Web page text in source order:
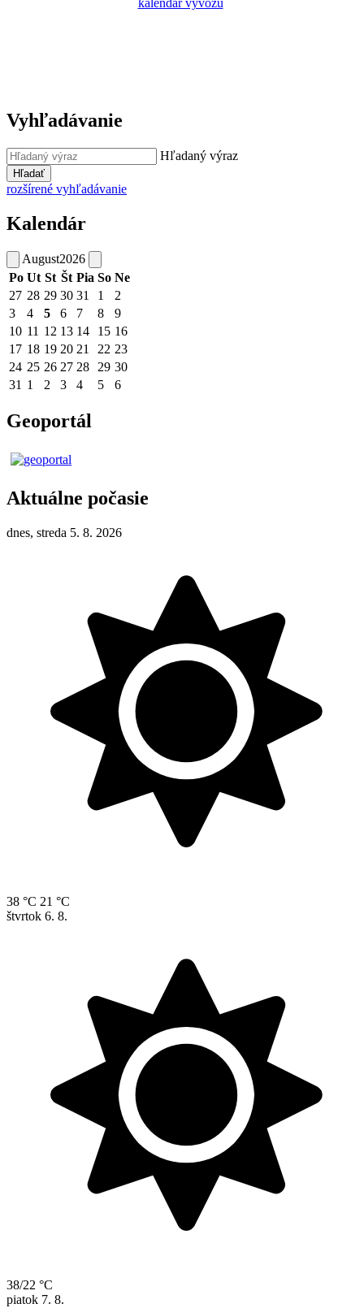
kalendár vývozu
Vyhľadávanie
Hľadaný výraz
Hľadať
rozšírené vyhľadávanie
Kalendár
August2026
Po Ut St Št Pia So Ne
27 28 29 30 31 1
2
3
4 5 6 7 8
9
10 11 12 13 14 15 16
17 18 19 20 21 22 23
24 25 26 27 28 29 30
31 1 2 3 4 5 6
Geoportál
Aktuálne počasie
dnes, streda 5. 8. 2026
38 °C 21 °C
štvrtok 6. 8.
38/22 °C
piatok 7. 8.